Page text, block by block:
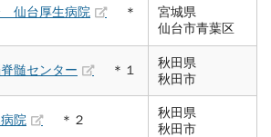
仙台厚生病院
＊
宮城県
仙台市青葉区
髄センター ＊１
秋田県
秋田市
院 ＊２
秋田県
秋田市